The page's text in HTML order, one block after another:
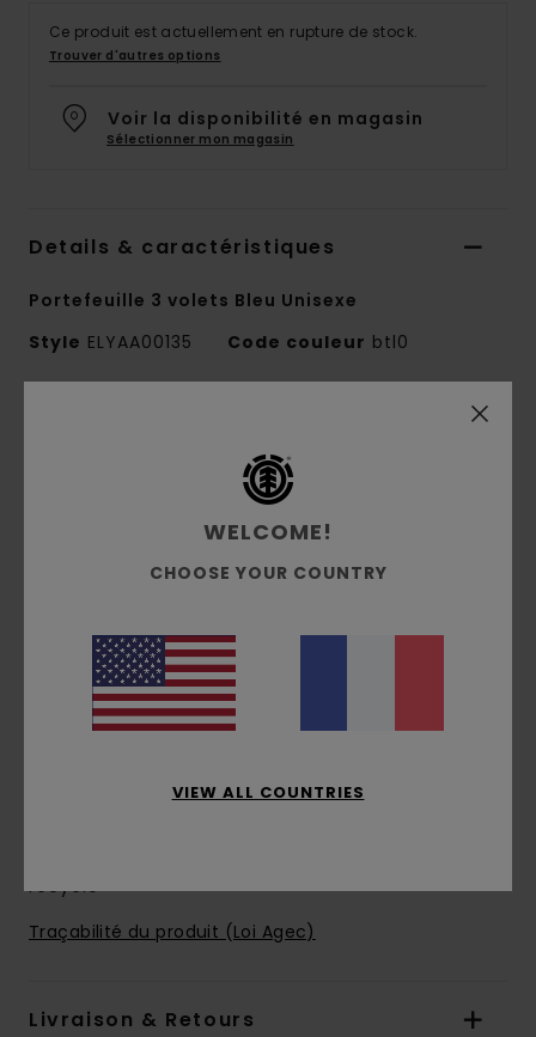
Ce produit est actuellement en rupture de stock.
Trouver d'autres options
Voir la disponibilité en magasin
Sélectionner mon magasin
Details & caractéristiques
Portefeuille 3 volets Bleu Unisexe
Style ELYAA00135 Code couleur btl0
polyester 600D et renfort en TPE
1 fente pour les billets
3 fentes pour cartes classiques et un
compartiment pour la monnaie zippé
Dimensions :9 [H] x 12 [L] cm – Fermé
Imprimé sérigraphié du logo tree sur le devant
Compatible avec une carte d'identité
recyclé
Traçabilité du produit (Loi Agec)
Livraison & Retours
WELCOME!
CHOOSE YOUR COUNTRY
VIEW ALL COUNTRIES